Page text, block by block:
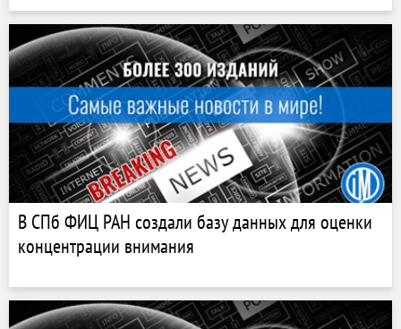
В СПб ФИЦ РАН создали базу данных для оценки
концентрации внимания